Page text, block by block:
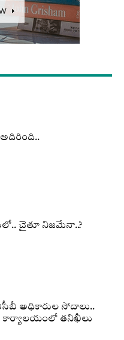
అదిరింది..
చైతూ నిజమేనా..?
అధికారుల సోదాలు..
కార్యాలయంలో తనిఖీలు